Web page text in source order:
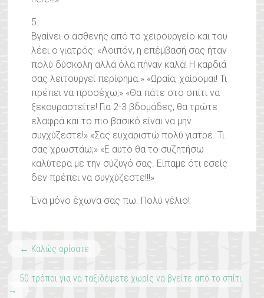
5.
Βγαίνει ο ασθενής από το χειρουργείο και του
λέει ο γιατρός: «Λοιπόν, η επέμβασή σας ήταν
πολύ δύσκολη αλλά όλα πήγαν καλά! Η καρδιά
σας λειτουργεί περίφημα.» «Ωραία, χαίρομαι! Τι
πρέπει να προσέχω;» «Θα πάτε στο σπίτι να
ξεκουραστείτε! Για 2-3 βδομάδες, θα τρώτε
ελαφρά και το πιο βασικό είναι να μην
συγχύζεστε!» «Σας ευχαριστώ πολύ γιατρέ. Τι
σας χρωστάω;» «Ε αυτό θα το συζητήσω
καλύτερα με την σύζυγό σας. Είπαμε ότι εσείς
δεν πρέπει να συγχύζεστε!!!»
Ένα μόνο έχωνα σας πω. Πολύ γέλιο!
← Καλώς ορίσατε
50 τρόποι για να ταξιδέψετε χωρίς να βγείτε από το σπίτι
→